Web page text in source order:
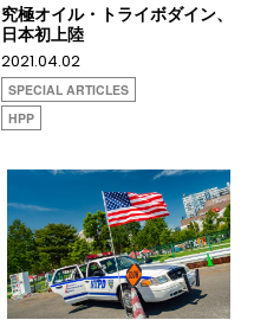
究極オイル・トライボダイン、
日本初上陸
2021.04.02
SPECIAL ARTICLES
HPP